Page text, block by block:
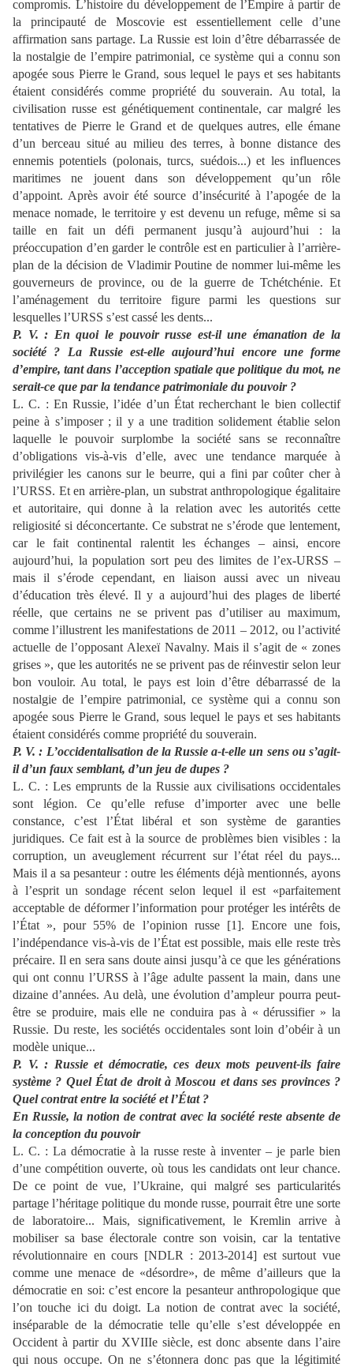
compromis. L’histoire du développement de l’Empire à partir de
la principauté de Moscovie est essentiellement celle d’une
affirmation sans partage.La Russie est loin d’être débarrassée de
la nostalgie de l’empire patrimonial, ce système qui a connu son
apogée sous Pierre le Grand, sous lequel le pays et ses habitants
étaient considérés comme propriété du souverain. Au total, la
civilisation russe est génétiquement continentale, car malgré les
tentatives de Pierre le Grand et de quelques autres,elle émane
d’un berceau situé au milieu des terres, à bonne distance des
ennemis potentiels (polonais, turcs, suédois...) et les influences
maritimes ne jouent dans son développement qu’un rôle
d’appoint. Après avoir été source d’insécurité à l’apogée de la
menace nomade, le territoire y est devenu un refuge,même si sa
taille en fait un défi permanent jusqu’à aujourd’hui : la
préoccupation d’en garder le contrôle est en particulier à l’arrière-
plan de la décision de Vladimir Poutine de nommer lui-même les
gouverneurs de province, ou de la guerre de Tchétchénie. Et
l’aménagement du territoire figure parmi les questions sur
lesquelles l’URSS s’est cassé les dents...
P. V. : En quoi le pouvoir russe est-il une émanation de la
société ? La Russie est-elleaujourd’hui encore une forme
d’empire, tant dans l’acception spatiale que politique du mot, ne
serait-ce que par la tendance patrimoniale du pouvoir ?
L. C. : En Russie, l’idée d’un État recherchant le bien collectif
peine à s’imposer ; il y a une tradition solidement établie selon
laquelle le pouvoir surplombe la société sans se reconnaître
d’obligations vis-à-vis d’elle, avec une tendance marquée à
privilégier les canons sur le beurre, qui a fini par coûter cher à
l’URSS. Et en arrière-plan, un substrat anthropologique égalitaire
et autoritaire, qui donne à la relation avec les autorités cette
religiosité si déconcertante. Ce substrat ne s’érode que lentement,
car le fait continental ralentit les échanges – ainsi, encore
aujourd’hui, la population sort peu des limites de l’ex-URSS–
maisil s’érode cependant, en liaison aussi avec un niveau
d’éducation très élevé. Il y a aujourd’hui des plages de liberté
réelle, que certains ne se priventpas d’utiliser au maximum,
comme l’illustrent les manifestations de 2011 – 2012, ou l’activité
actuelle de l’opposant Alexeï Navalny. Mais il s’agit de « zones
grises », que les autorités ne se privent pas de réinvestir selon leur
bon vouloir. Au total, le pays est loin d’être débarrassé de la
nostalgie de l’empire patrimonial, ce système qui a connu son
apogée sous Pierre le Grand, sous lequel le pays et ses habitants
étaient considérés comme propriété du souverain.
P. V.: L’occidentalisation de la Russiea-t-elle un sens ou s’agit-
il d’un faux semblant, d’un jeu de dupes ?
L. C. : Les emprunts de la Russie aux civilisations occidentales
sont légion. Ce qu’elle refuse d’importer avec une belle
constance, c’est l’État libéral et son système de garanties
juridiques. Ce fait est à la source de problèmes bien visibles : la
corruption, un aveuglement récurrent sur l’état réel du pays...
Mais il a sa pesanteur : outre les éléments déjà mentionnés, ayons
à l’esprit un sondage récent selon lequel il est «parfaitement
acceptable de déformerl’information pour protéger les intérêts de
l’État », pour 55% de l’opinion russe [1]. Encore une fois,
l’indépendance vis-à-vis de l’État est possible, mais elle reste très
précaire. Il en sera sans doute ainsi jusqu’à ce que les générations
qui ont connu l’URSS à l’âge adulte passent la main, dans une
dizaine d’années. Au delà, une évolution d’ampleur pourra peut-
être se produire, mais elle ne conduira pas à « dérussifier » la
Russie. Du reste, les sociétés occidentales sont loin d’obéir à un
modèle unique...
P. V. : Russie et démocratie, ces deux mots peuvent-ils faire
système ? Quel État de droit à Moscou et dans ses provinces ?
Quel contrat entre la société et l’État ?
En Russie, la notion de contrat avec la société reste absente de
la conception du pouvoir
L. C. : La démocratie à la russe reste à inventer– je parle bien
d’une compétition ouverte, où tous les candidats ont leur chance.
De ce point de vue,l’Ukraine, qui malgré ses particularités
partage l’héritage politique du monde russe, pourrait être une sorte
de laboratoire... Mais, significativement, le Kremlin arrive à
mobiliser sa base électorale contre son voisin, car la tentative
révolutionnaire en cours [NDLR : 2013-2014] est surtout vue
comme une menace de «désordre», de même d’ailleurs que la
démocratie en soi: c’est encore la pesanteur anthropologique que
l’on touche ici du doigt. La notion de contrat avec la société,
inséparable de la démocratie telle qu’elle s’est développée en
Occident à partir du XVIIIe siècle, est donc absente dans l’aire
qui nous occupe. On ne s’étonnera donc pas que la légitimité